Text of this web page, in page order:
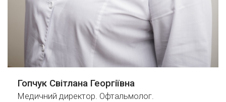
Гопчук Світлана Георгіївна
Медичний директор. Офтальмолог.